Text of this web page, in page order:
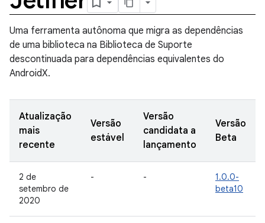
Uma ferramenta autônoma que migra as dependências
de uma biblioteca na Biblioteca de Suporte
descontinuada para dependências equivalentes do
AndroidX.
Atualização
mais
recente
Versão
estável
Versão
candidata a
lançamento
Versão
Beta
2 de
setembro de
2020
- -
1.0.0-
beta10